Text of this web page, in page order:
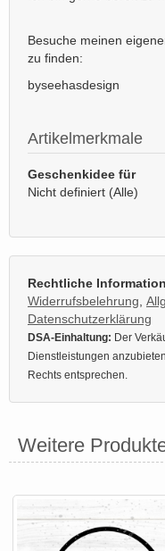
Besuche meinen
zu finden:
byseehasdesign
Artikelmerkmale
Geschenkidee für
Nicht definiert (Alle)
Rechtliche
Widerrufsbelehrung,
Datenschutzerklärung
DSA-Einhaltung: Der
Dienstleistungen
Rechts entsprechen.
Weitere